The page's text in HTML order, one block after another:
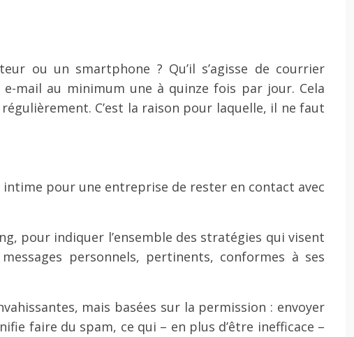
ou un smartphone ? Qu’il s’agisse de courrier
mail au minimum une à quinze fois par jour. Cela
C’est la raison pour laquelle, il ne faut
pour une entreprise de rester en contact avec
pour indiquer l’ensemble des stratégies qui visent
personnels, pertinents, conformes à ses
mais basées sur la permission : envoyer
faire du spam, ce qui – en plus d’être inefficace –